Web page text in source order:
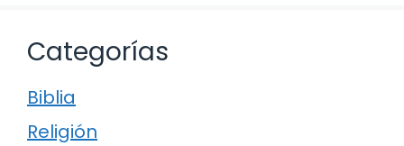
Categorías
Biblia
Religión